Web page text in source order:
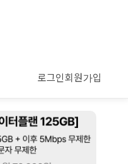
로그인회원가입